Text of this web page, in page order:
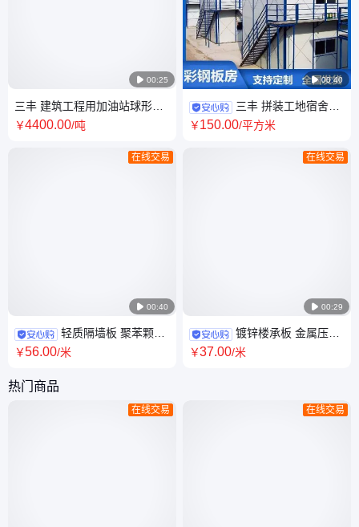
 00:25
三丰 建筑工程用加油站球形网
架加工厂家 全国发货 可开发票
￥4400.00/吨
 00:40
在线交易
轻质隔墙板 聚苯颗粒
水泥发泡 10公分厚硅酸钙复合
￥56.00/米
 00:40
三丰 拼装工地宿舍岩
棉防火二层临建移动彩钢活动
￥150.00/平方米
 00:29
在线交易
镀锌楼承板 金属压型
承重开口闭口楼层板 YX51-
￥37.00/米
热门商品
在线交易 在线交易